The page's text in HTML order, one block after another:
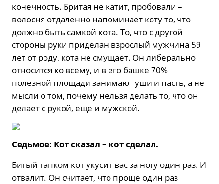
конечность. Бритая не катит, пробовали –
волосня отдаленно напоминает коту то, что
должно быть самкой кота. То, что с другой
стороны руки приделан взрослый мужчина 59
лет от роду, кота не смущает. Он либерально
относится ко всему, и в его башке 70%
полезной площади занимают уши и пасть, а не
мысли о том, почему нельзя делать то, что он
делает с рукой, еще и мужской.
Седьмое: Кот сказал – кот сделал.
Битый тапком кот укусит вас за ногу один раз. И
отвалит. Он считает, что проще один раз